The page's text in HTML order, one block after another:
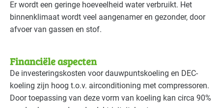
Er wordt een geringe hoeveelheid water verbruikt. Het
binnenklimaat wordt veel aangenamer en gezonder, door
afvoer van gassen en stof.
Financiële aspecten
De investeringskosten voor dauwpuntskoeling en DEC-
koeling zijn hoog t.o.v. airconditioning met compressoren.
Door toepassing van deze vorm van koeling kan circa 90%